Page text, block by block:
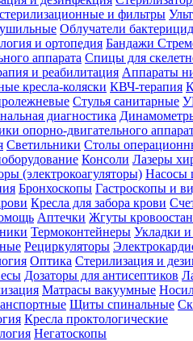
и фильтры
Облучатели
и ортопедия Бандажи
аппарата Спицы для
и реабилитация Аппараты
кресла-коляски КВЧ-терапия
Стулья санитарные
диагностика
опорно-двигательного
Светильники Столы
Консоли Лазеры
(электрокоагуляторы) Насосы
Бронхоскопы Гастроскопы и
Кресла для забора крови
Аптечки Жгуты
Термоконтейнеры Укладки
Рециркуляторы
Оптика Стерилизация и
Дозаторы для антисептиков
Матрасы вакуумные
Щиты спинальные
Кресла проктологические
Негатоскопы